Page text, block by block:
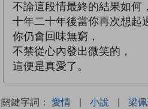
不論這段情最終的結果如何，
十年二十年後當你再次想起
你仍會回味無窮，
不禁從心內發出微笑的，
這便是真愛了。
關鍵字詞： 愛情 | 小說 | 梁